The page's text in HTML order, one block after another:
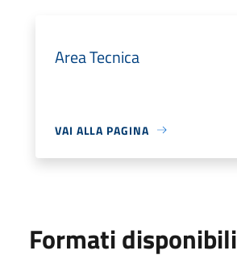
Area Tecnica
VAI ALLA PAGINA
Formati disponibili